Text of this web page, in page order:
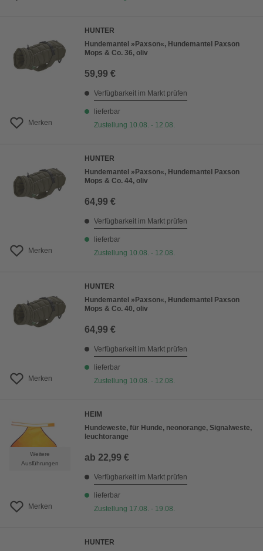
Merken
HUNTER
Hundemantel »Paxson«, Hundemantel Paxson
Mops & Co. 36, oliv
59,99 €
Verfügbarkeit im Markt prüfen
lieferbar
Zustellung 10.08. - 12.08.
Merken
HUNTER
Hundemantel »Paxson«, Hundemantel Paxson
Mops & Co. 44, oliv
64,99 €
Verfügbarkeit im Markt prüfen
lieferbar
Zustellung 10.08. - 12.08.
Merken
HUNTER
Hundemantel »Paxson«, Hundemantel Paxson
Mops & Co. 40, oliv
64,99 €
Verfügbarkeit im Markt prüfen
lieferbar
Zustellung 10.08. - 12.08.
Weitere
Ausführungen
Merken
HEIM
Hundeweste, für Hunde, neonorange, Signalweste,
leuchtorange
ab 22,99 €
Verfügbarkeit im Markt prüfen
lieferbar
Zustellung 17.08. - 19.08.
HUNTER